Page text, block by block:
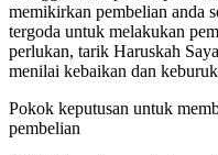
memikirkan pembelian anda
tergoda untuk melakukan
perlukan, tarik Haruskah
menilai kebaikan dan
Pokok keputusan untuk
pembelian